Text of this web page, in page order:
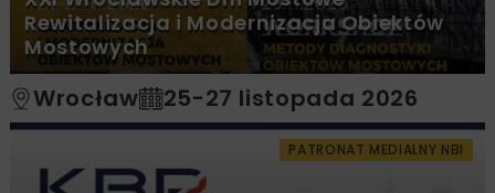
Rewitalizacja i Modernizacja Obiektów
Mostowych
Wrocław 25-27 listopada 2026
PATRONAT MEDIALNY NBI